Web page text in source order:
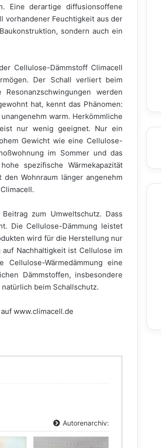
Eine derartige diffusionsoffene
vorhandener Feuchtigkeit aus der
sondern auch ein
Cellulose-Dämmstoff Climacell
Der Schall verliert beim
werden
hat, kennt das Phänomen:
warm. Herkömmliche
nur wenig geeignet. Nur ein
Gewicht wie eine Cellulose-
im Sommer und das
spezifische Wärmekapazität
Wohnraum länger angenehm
zum Umweltschutz. Dass
Die Cellulose-Dämmung leistet
wird für die Herstellung nur
Nachhaltigkeit ist Cellulose im
Wärmedämmung eine
Dämmstoffen, insbesondere
beim Schallschutz.
www.climacell.de
Autorenarchiv: